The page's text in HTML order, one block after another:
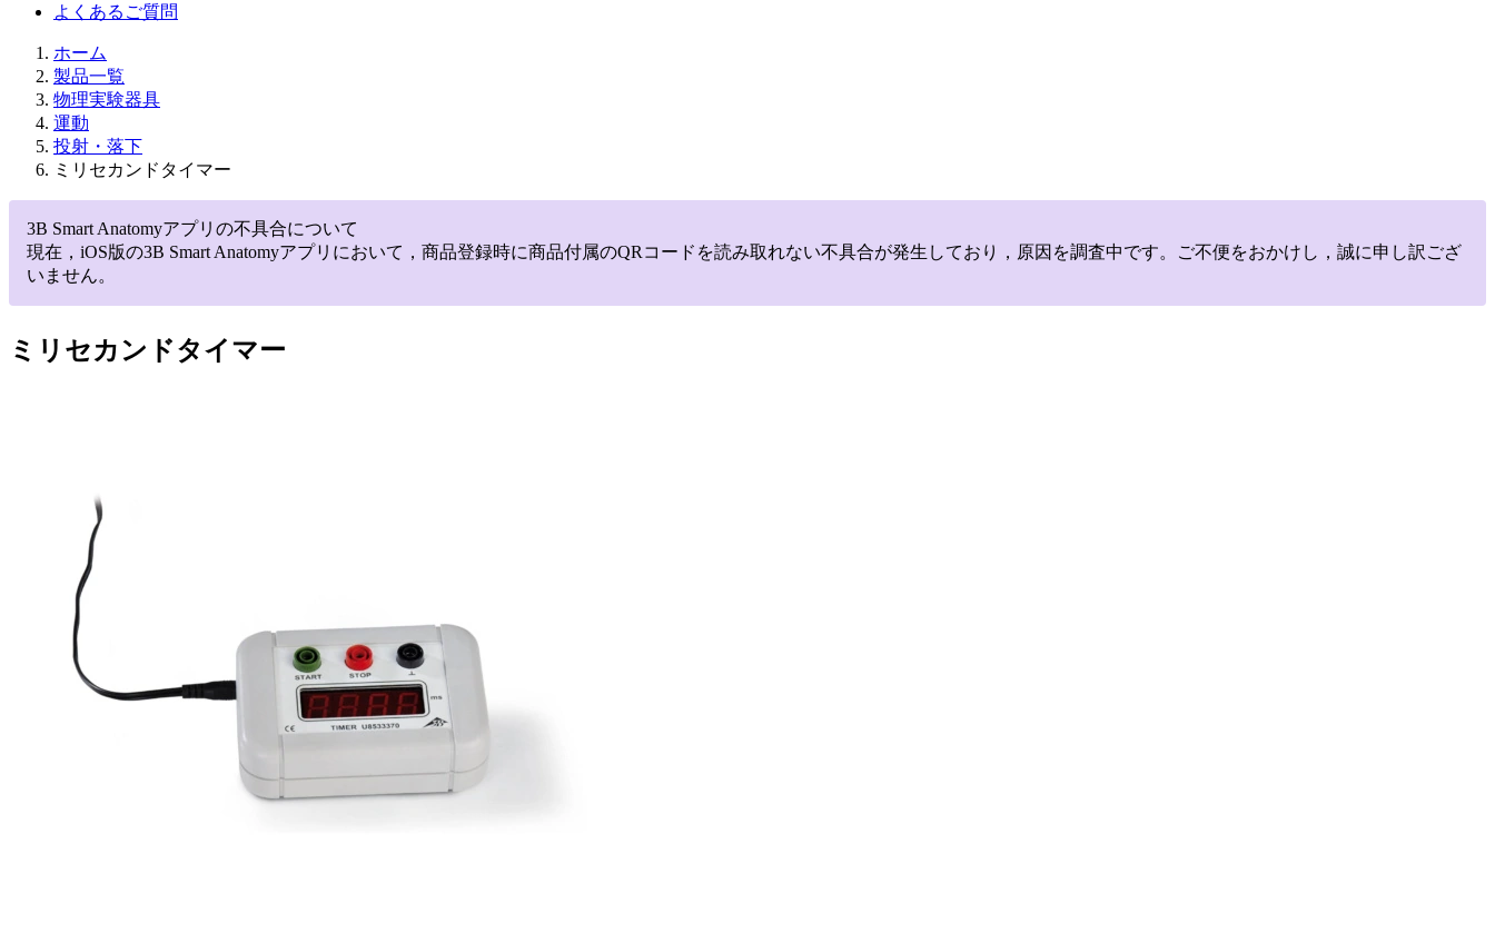
よくあるご質問
ホーム
製品一覧
物理実験器具
運動
投射・落下
ミリセカンドタイマー
3B Smart Anatomyアプリの不具合について
現在，iOS版の3B Smart Anatomyアプリにおいて，商品登録時に商品付属のQRコードを読み取れない不具合が発生しており，原因を調査中です。ご不便をおかけし，誠に申し訳ござ
いません。
ミリセカンドタイマー